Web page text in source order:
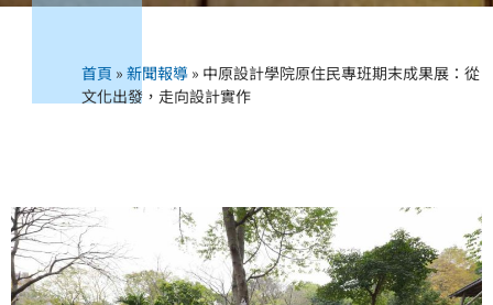
首頁 »新聞報導 » 中原設計學院原住民專班期末成果展：從
文化出發，走向設計實作